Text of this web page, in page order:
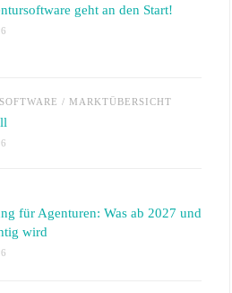
geht an den Start!
/ MARKTÜBERSICHT
für Agenturen: Was ab 2027 und
wird